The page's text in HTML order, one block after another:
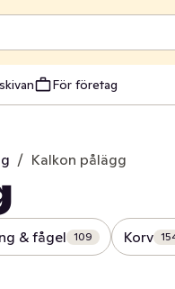
För företag
/ Kalkon pålägg
& fågel 109 Korv